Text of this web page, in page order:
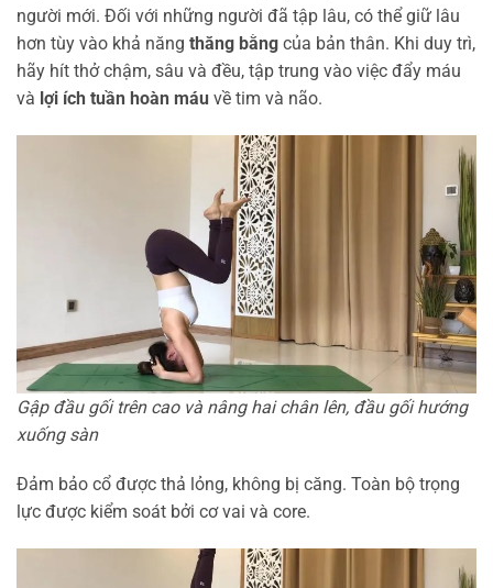
người mới. Đối với những người đã tập lâu, có thể giữ lâu
hơn tùy vào khả năng thăng bằng của bản thân. Khi duy trì,
hãy hít thở chậm, sâu và đều, tập trung vào việc đẩy máu
và lợi ích tuần hoàn máu về tim và não.
Gập đầu gối trên cao và nâng hai chân lên, đầu gối hướng
xuống sàn
Đảm bảo cổ được thả lỏng, không bị căng. Toàn bộ trọng
lực được kiểm soát bởi cơ vai và core.